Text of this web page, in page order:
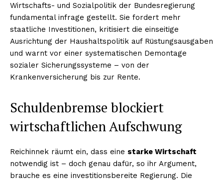
Wirtschafts- und Sozialpolitik der Bundesregierung
fundamental infrage gestellt. Sie fordert mehr
staatliche Investitionen, kritisiert die einseitige
Ausrichtung der Haushaltspolitik auf Rüstungsausgaben
und warnt vor einer systematischen Demontage
sozialer Sicherungssysteme – von der
Krankenversicherung bis zur Rente.
Schuldenbremse blockiert
wirtschaftlichen Aufschwung
Reichinnek räumt ein, dass eine starke Wirtschaft
notwendig ist – doch genau dafür, so ihr Argument,
brauche es eine investitionsbereite Regierung. Die